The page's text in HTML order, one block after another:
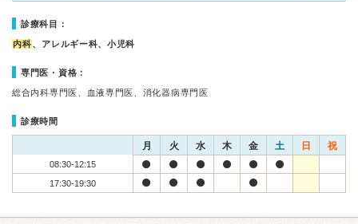
診療科目：
内科、アレルギー科、小児科
専門医・資格：
総合内科専門医、血液専門医、消化器病専門医
診療時間
月 火 水 木 金 土 日 祝
08:30-12:15
17:30-19:30